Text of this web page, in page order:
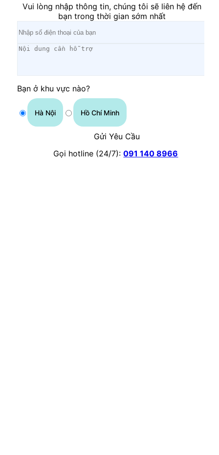
Vui lòng nhập thông tin, chúng tôi sẽ liên hệ đến
bạn trong thời gian sớm nhất
Bạn ở khu vực nào?
Hà Nội Hồ Chí Minh
Gửi Yêu Cầu
Gọi hotline (24/7): 091 140 8966